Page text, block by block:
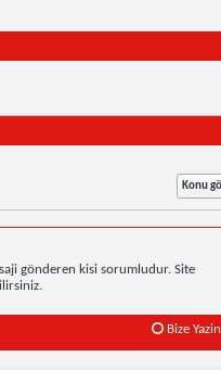
gönderen kisi sorumludur. Site
Bize Yazin